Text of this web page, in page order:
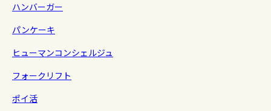
ハンバーガー
パンケーキ
ヒューマンコンシェルジュ
フォークリフト
ポイ活